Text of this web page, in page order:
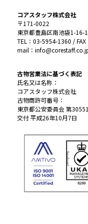
コアスタッフ株式会社
〒171-0022
東京都豊島区南池袋1-16-
TEL：03-5954-1360 /
mail：
古物営業法に基づく表記
氏名又は名称：
コアスタッフ株式会社
古物商許可番号：
東京都公安委員会 第
交付 平成26年10月7日